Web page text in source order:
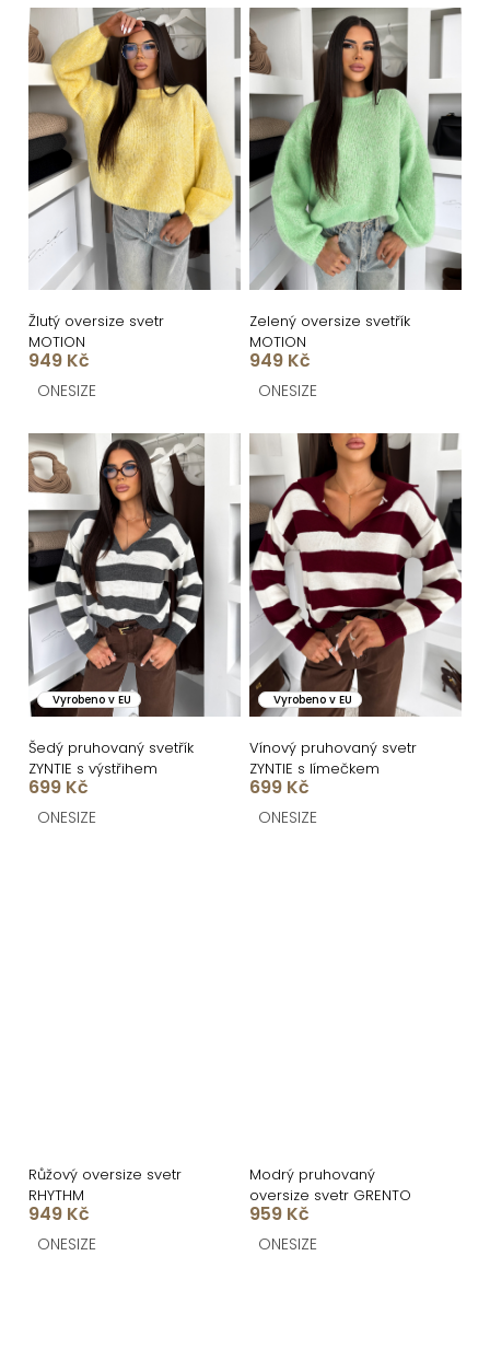
n
í
p
r
o
d
u
k
ů
V
ý
p
i
s
p
r
o
d
u
k
ů
Žlutý oversize svetr
MOTION
949 Kč
ONESIZE
Zelený oversize svetřík
MOTION
949 Kč
ONESIZE
Vyrobeno v EU
Šedý pruhovaný svetřík
ZYNTIE s výstřihem
699 Kč
ONESIZE
Vyrobeno v EU
Vínový pruhovaný svetr
ZYNTIE s límečkem
699 Kč
ONESIZE
Růžový oversize svetr
RHYTHM
949 Kč
ONESIZE
Modrý pruhovaný
oversize svetr GRENTO
959 Kč
ONESIZE